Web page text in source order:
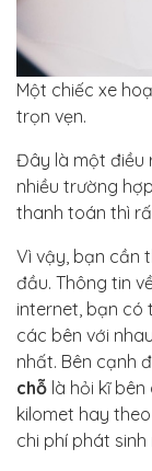
Một chiếc xe
trọn vẹn.
Đây là một điều
nhiều trường
thanh toán thì
Vì vậy, bạn cần
đầu. Thông tin
internet, bạn có
các bên với
nhất. Bên cạnh
chỗ là hỏi kĩ
kilomet hay
chi phí phát